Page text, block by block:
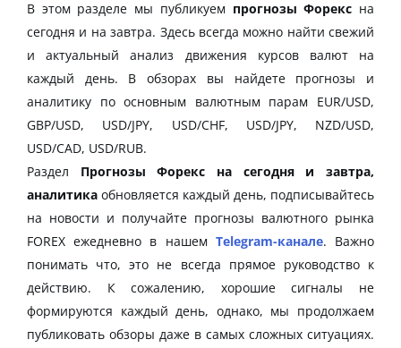
В этом разделе мы публикуем прогнозы Форекс на
сегодня и на завтра. Здесь всегда можно найти свежий
и актуальный анализ движения курсов валют на
каждый день. В обзорах вы найдете прогнозы и
аналитику по основным валютным парам EUR/USD,
GBP/USD, USD/JPY, USD/CHF, USD/JPY, NZD/USD,
USD/CAD, USD/RUB.
Раздел Прогнозы Форекс на сегодня и завтра,
аналитика обновляется каждый день, подписывайтесь
на новости и получайте прогнозы валютного рынка
FOREX ежедневно в нашем Telegram-канале. Важно
понимать что, это не всегда прямое руководство к
действию. К сожалению, хорошие сигналы не
формируются каждый день, однако, мы продолжаем
публиковать обзоры даже в самых сложных ситуациях.